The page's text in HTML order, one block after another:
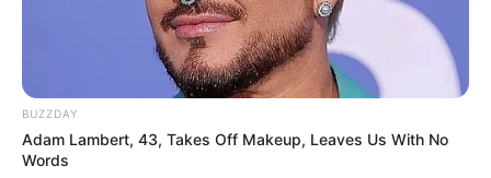
BUZZDAY
Adam Lambert, 43, Takes Off Makeup, Leaves Us With No
Words